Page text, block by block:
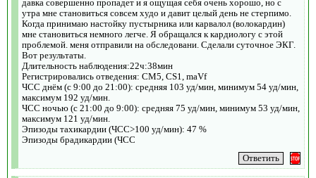
давка совершенно пропадет и я ощущая себя очень хорошо, но с
утра мне становиться совсем худо и давит целый день не стерпимо.
Когда принимаю настойку пустырника или карвалол (волокардин)
мне становиться немного легче. Я обращался к кардиологу с этой
проблемой. меня отправили на обследовани. Сделали суточное ЭКГ.
Вот результаты.
Длительность наблюдения:22ч:38мин
Регистрировались отведения: СМ5, CS1, maVf
ЧСС днём (с 9:00 до 21:00): средняя 103 уд/мин, минимум 54 уд/мин,
максимум 192 уд/мин.
ЧСС ночью (с 21:00 до 9:00): средняя 75 уд/мин, минимум 53 уд/мин,
максимум 121 уд/мин.
Эпизоды тахикардии (ЧСС>100 уд/мин): 47 %
Эпизоды брадикардии (ЧСС